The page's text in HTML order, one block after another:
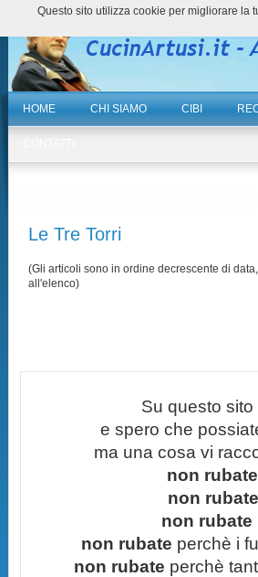
HOME CHI SIAMO CIBI
Le Tre Torri
(Gli articoli sono in ordine decrescente di
all'elenco)
Su questo
e spero che
ma una cosa vi
non rubate
non rubate
non rubate
non rubate perchè i
non rubate perchè
Questo sito utilizza cookie per migliorare la